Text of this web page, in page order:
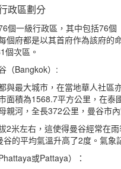
政區劃分
個一級行政區，其中包括76
個府都是以其首府作為該府的
個次區。
（Bangkok）:
與最大城市，在當地華人社區
面積為1568.7平方公里，在
親河，全長372公里，曼谷市
2米左右，這使得曼谷經常在
的平均氣溫升高了2度。氣
或Pattaya）：